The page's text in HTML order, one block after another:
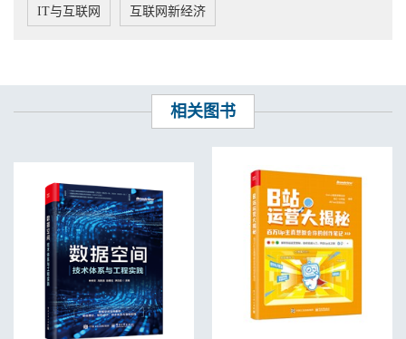
IT与互联网 互联网新经济
相关图书